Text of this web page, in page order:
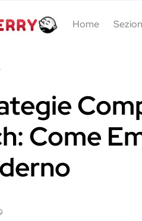
Home
Come